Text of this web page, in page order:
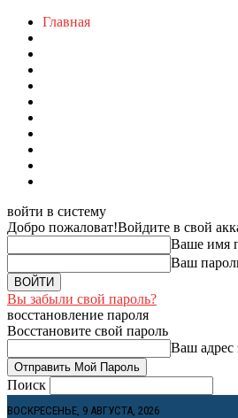
Главная
войти в систему
Добро пожаловат!Войдите в свой
Ваше имя
Ваш
Вы забыли свой пароль?
восстановление пароля
Восстановите свой пароль
Ваш адрес
Поиск
ВОСКРЕСЕНЬЕ, 9 АВГУСТА, 2026